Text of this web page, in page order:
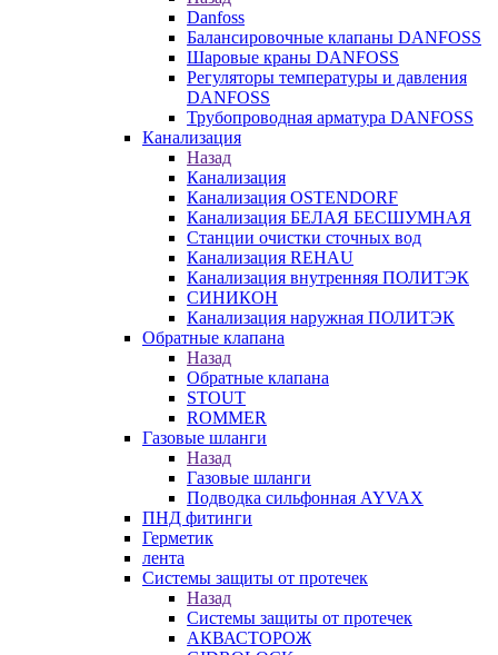
Danfoss
Балансировочные клапаны DANFOSS
Шаровые краны DANFOSS
Регуляторы температуры и давления
DANFOSS
Трубопроводная арматура DANFOSS
Канализация
Назад
Канализация
Канализация OSTENDORF
Канализация БЕЛАЯ БЕСШУМНАЯ
Станции очистки сточных вод
Канализация REHAU
Канализация внутренняя ПОЛИТЭК
СИНИКОН
Канализация наружная ПОЛИТЭК
Обратные клапана
Назад
Обратные клапана
STOUT
ROMMER
Газовые шланги
Назад
Газовые шланги
Подводка сильфонная AYVAX
ПНД фитинги
Герметик
лента
Системы защиты от протечек
Назад
Системы защиты от протечек
АКВАСТОРОЖ